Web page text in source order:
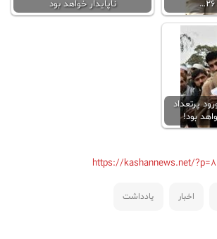
ناپایدار خواهد بود
پرتعداد
بود!
https://kashannews.net/
اخبار یادداشت